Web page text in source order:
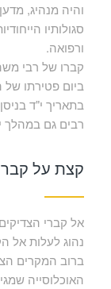
והיה מנהיג,
סגולותיו
ורפואה.
קברו של רבי
ביום פטירתו
בתאריך י"ד
רבים גם במהלך
קצת על
אל קברי
נהוג לעלות אל
ברוב המקרים
האוכלוסייה